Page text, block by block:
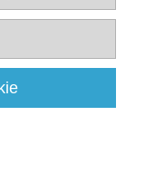
zgodę na
Szczegółowe